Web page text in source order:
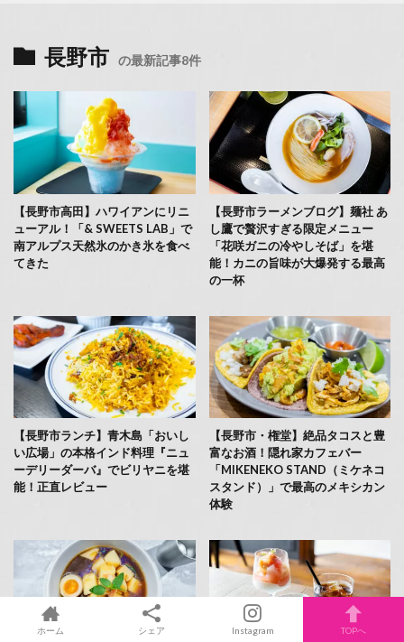
長野市 の最新記事8件
【長野市高田】ハワイアンにリニ
ューアル！「& SWEETS LAB」で
南アルプス天然氷のかき氷を食べ
てきた
【長野市ラーメンブログ】麺社 あ
し鷹で贅沢すぎる限定メニュー
「花咲ガニの冷やしそば」を堪
能！カニの旨味が大爆発する最高
の一杯
【長野市ランチ】青木島「おいし
い広場」の本格インド料理『ニュ
ーデリーダーバ』でビリヤニを堪
能！正直レビュー
【長野市・権堂】絶品タコスと豊
富なお酒！隠れ家カフェバー
「MIKENEKO STAND（ミケネコ
スタンド）」で最高のメキシカン
体験
ホーム シェア Instagram TOPへ